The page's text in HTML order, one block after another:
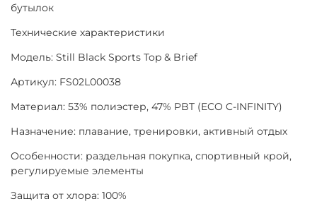
бутылок
Технические характеристики
Модель: Still Black Sports Top & Brief
Артикул: FS02L00038
Материал: 53% полиэстер, 47% PBT (ECO C-INFINITY)
Назначение: плавание, тренировки, активный отдых
Особенности: раздельная покупка, спортивный крой,
регулируемые элементы
Защита от хлора: 100%